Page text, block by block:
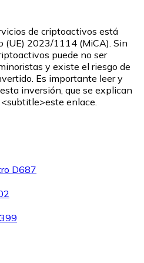
de criptoactivos está
(UE) 2023/1114 (MiCA). Sin
puede no ser
y existe el riesgo de
Es importante leer y
inversión, que se explican
enlace.
D687